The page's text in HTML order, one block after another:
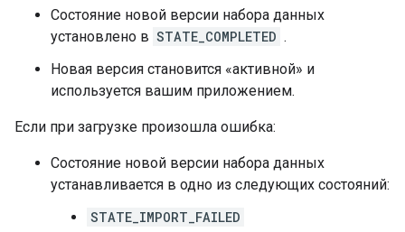
Состояние новой версии набора данных
установлено в STATE_COMPLETED .
Новая версия становится «активной» и
используется вашим приложением.
Если при загрузке произошла ошибка:
Состояние новой версии набора данных
устанавливается в одно из следующих состояний:
STATE_IMPORT_FAILED